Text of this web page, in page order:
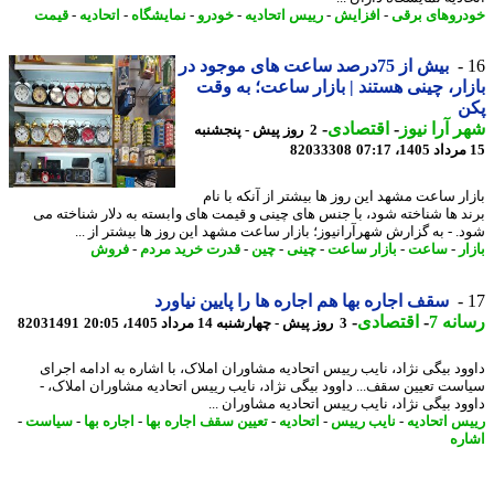
برقی-افزایش -رییس اتحادیه-خودرو-نمایشگاه-اتحادیه-قیمت
بیش از 75درصد ساعت های موجود در
چینی هستند | بازار ساعت؛ به وقت
آرا نیوز-اقتصادی- 2 روز پیش - پنجشنبه
82033308
ساعت مشهد این روز ها بیشتر از آنکه با نام
ها شناخته شود، با جنس های چینی و قیمت های وابسته به دلار شناخته می
- به گزارش شهرآرانیوز؛ بازار ساعت مشهد این روز ها بیشتر از ...
- ساعت-بازار ساعت-چینی-چین -قدرت خرید مردم- فروش
سقف اجاره بها هم اجاره ها را پایین نیاورد
7
-اقتصادی-3 روز پیش - چهارشنبه 14 مرداد 1405، 20:05 82031491
بیگی نژاد، نایب رییس اتحادیه مشاوران املاک، با اشاره به ادامه اجرای
تعیین سقف... داوود بیگی نژاد، نایب رییس اتحادیه مشاوران املاک، -
بیگی نژاد، نایب رییس اتحادیه مشاوران ...
اتحادیه-نایب رییس -اتحادیه-تعیین سقف اجاره بها - اجاره بها - سیاست-